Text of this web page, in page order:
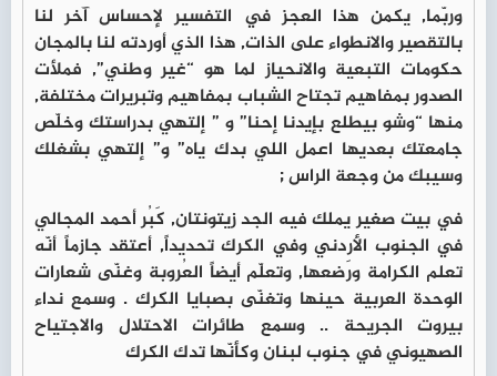
وربّما, يكمن هذا العجز في التفسير لإحساس آخر لنا
بالتقصير والانطواء على الذات, هذا الذي أوردته لنا بالمجان
حكومات التبعية والانحياز لما هو “غير وطني”, فملأت
الصدور بمفاهيم تجتاح الشباب بمفاهيم وتبريرات مختلفة,
منها “وشو بيطلع بإيدنا إحنا” و ” إلتهي بدراستك وخلّص
جامعتك بعديها اعمل اللي بدك ياه” و” إلتهي بشغلك
وسيبك من وجعة الراس ;
في بيت صغير يملك فيه الجد زيتونتان, كَبُر أحمد المجالي
في الجنوب الأردني وفي الكرك تحديداً, أعتقد جازماً أنّه
تعلم الكرامة ورَضعها, وتعلّم أيضاً العُروبة وغنّى شعارات
الوحدة العربية حينها وتغنّى بصبايا الكرك . وسمع نداء
بيروت الجريحة .. وسمع طائرات الاحتلال والاجتياح
الصهيوني في جنوب لبنان وكأنّها تدك الكرك